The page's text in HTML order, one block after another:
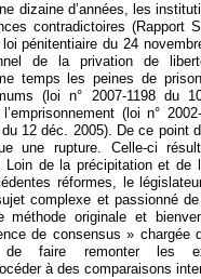
dizaine d’années, les
contradictoires (Rapport
pénitentiaire du 24
de la privation de
temps les peines de
(loi n° 2007-1198 du
(loi n°
12 déc. 2005). De ce point
une rupture. Celle-ci
Loin de la précipitation et de
réformes, le
complexe et passionné
originale et
de consensus » chargée
de faire remonter les
à des comparaisons